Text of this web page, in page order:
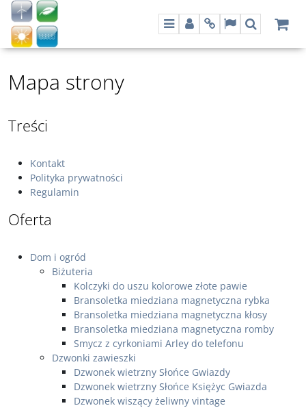
MenuPanelInfoLangSzukaj
Mapa strony
Treści
Kontakt
Polityka prywatności
Regulamin
Oferta
Dom i ogród
Biżuteria
Kolczyki do uszu kolorowe złote pawie
Bransoletka miedziana magnetyczna rybka
Bransoletka miedziana magnetyczna kłosy
Bransoletka miedziana magnetyczna romby
Smycz z cyrkoniami Arley do telefonu
Dzwonki zawieszki
Dzwonek wietrzny Słońce Gwiazdy
Dzwonek wietrzny Słońce Księżyc Gwiazda
Dzwonek wiszący żeliwny vintage